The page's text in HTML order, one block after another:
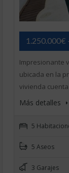
1.250.000€
Impresionante
ubicada en la
vivienda
Más detalles
5
5 Aseos
3 Garajes